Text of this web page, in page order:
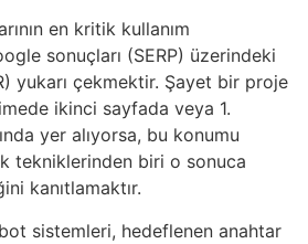
en kritik kullanım
sonuçları (SERP) üzerindeki
yukarı çekmektir. Şayet bir proje
ikinci sayfada veya 1.
yer alıyorsa, bu konumu
tekniklerinden biri o sonuca
kanıtlamaktır.
sistemleri, hedeflenen anahtar